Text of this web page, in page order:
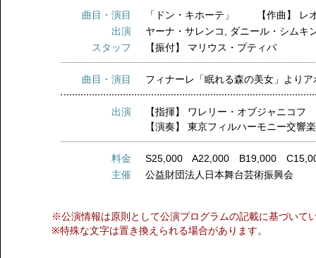
曲目・演目
「ドン・キホーテ」 【作曲】 レ
出演
ヤーナ・サレンコ
ダニール・シムキ
スタッフ
【振付】 マリウス・プティパ
曲目・演目 フィナーレ「眠れる森の美女」よ
出演 【指揮】 ワレリー・オブジャニコフ
【演奏】東京フィルハーモニー交響
料金
S25,000 A22,000 B19,000
主催
公益財団法人日本舞台芸術振興会
※公演情報は原則として公演プログラムの記載に基づいて
※特殊な文字は置き換えられる場合があります。